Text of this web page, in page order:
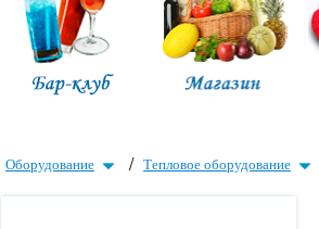
Оборудование / Тепловое оборудование